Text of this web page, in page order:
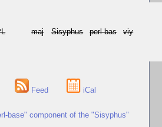
maj Sisyphus perl-bas viy
Feed iCal
base" component of the "Sisyphus"